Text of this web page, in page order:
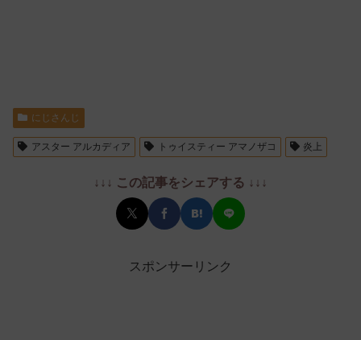
にじさんじ
アスター アルカディア トゥイスティー アマノザコ 炎上
↓↓↓ この記事をシェアする ↓↓↓
スポンサーリンク